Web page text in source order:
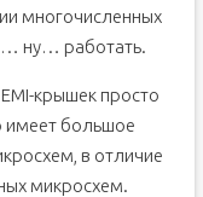
многочисленных
ну… работать.
крышек просто
имеет большое
в отличие
микросхем.